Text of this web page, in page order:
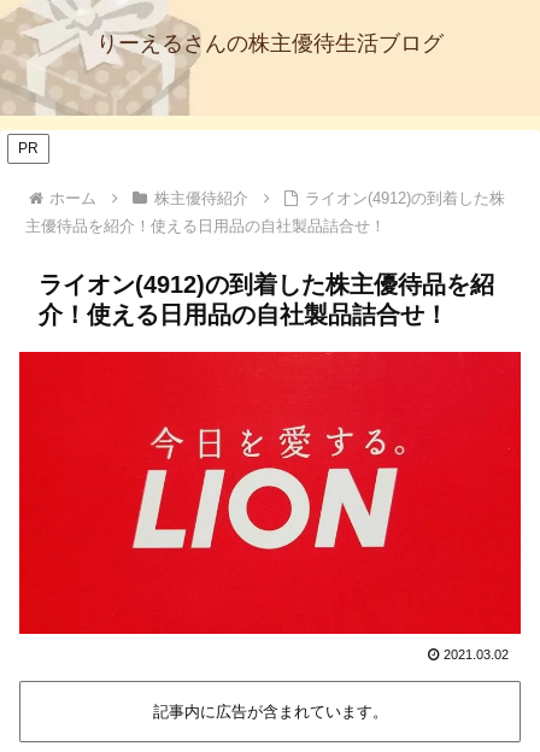
りーえるさんの株主優待生活ブログ
PR
ホーム 株主優待紹介
ライオン(4912)の到着した株
主優待品を紹介！使える日用品の自社製品詰合せ！
ライオン(4912)の到着した株主優待品を紹
介！使える日用品の自社製品詰合せ！
2021.03.02
記事内に広告が含まれています。